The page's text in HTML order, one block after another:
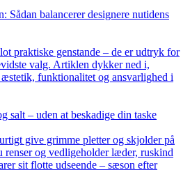
Sådan balancerer designere nutidens
praktiske genstande – de er udtryk for
valg. Artiklen dykker ned i,
funktionalitet og ansvarlighed i
salt – uden at beskadige din taske
give grimme pletter og skjolder på
og vedligeholder læder, ruskind
sit flotte udseende – sæson efter